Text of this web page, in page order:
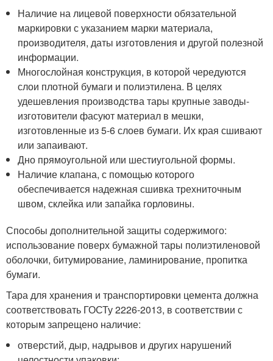
Наличие на лицевой поверхности обязательной
маркировки с указанием марки материала,
производителя, даты изготовления и другой полезной
информации.
Многослойная конструкция, в которой чередуются
слои плотной бумаги и полиэтилена. В целях
удешевления производства тары крупные заводы-
изготовители фасуют материал в мешки,
изготовленные из 5-6 слоев бумаги. Их края сшивают
или запаивают.
Дно прямоугольной или шестиугольной формы.
Наличие клапана, с помощью которого
обеспечивается надежная сшивка трехниточным
швом, склейка или запайка горловины.
Способы дополнительной защиты содержимого:
использование поверх бумажной тары полиэтиленовой
оболочки, битумирование, ламинирование, пропитка
бумаги.
Тара для хранения и транспортировки цемента должна
соответствовать ГОСТу 2226-2013, в соответствии с
которым запрещено наличие:
отверстий, дыр, надрывов и других нарушений